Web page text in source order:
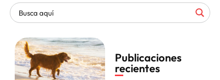
Publicaciones
recientes